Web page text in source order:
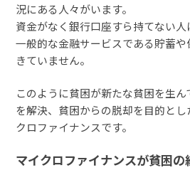
況にある人々がいます。
資金がなく銀行口座すら持てない
一般的な金融サービスである貯蓄
きていません。
このように貧困が新たな貧困を生
を解決、貧困からの脱却を目的と
クロファイナンスです。
マイクロファイナンスが貧困